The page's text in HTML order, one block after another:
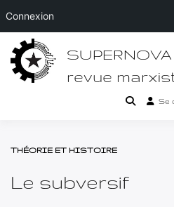
Passer
contenu
SUPERNOVA
revue
Se
THÉORIE ET HISTOIRE
Le subversif
Connexion